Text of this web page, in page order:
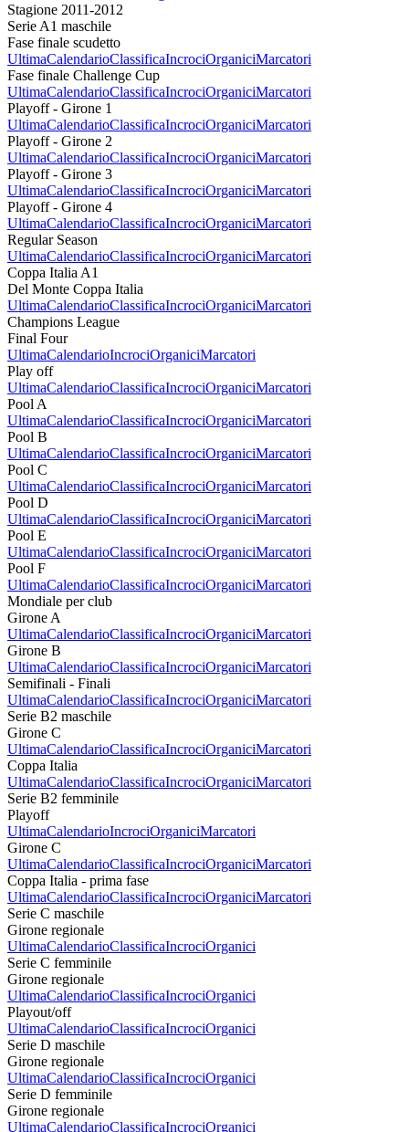
Stagione 2011-2012
Serie A1 maschile
Fase finale scudetto
UltimaCalendarioClassificaIncrociOrganiciMarcatori
Fase finale Challenge Cup
UltimaCalendarioClassificaIncrociOrganiciMarcatori
Playoff - Girone 1
UltimaCalendarioClassificaIncrociOrganiciMarcatori
Playoff - Girone 2
UltimaCalendarioClassificaIncrociOrganiciMarcatori
Playoff - Girone 3
UltimaCalendarioClassificaIncrociOrganiciMarcatori
Playoff - Girone 4
UltimaCalendarioClassificaIncrociOrganiciMarcatori
Regular Season
UltimaCalendarioClassificaIncrociOrganiciMarcatori
Coppa Italia A1
Del Monte Coppa Italia
UltimaCalendarioClassificaIncrociOrganiciMarcatori
Champions League
Final Four
UltimaCalendarioIncrociOrganiciMarcatori
Play off
UltimaCalendarioClassificaIncrociOrganiciMarcatori
Pool A
UltimaCalendarioClassificaIncrociOrganiciMarcatori
Pool B
UltimaCalendarioClassificaIncrociOrganiciMarcatori
Pool C
UltimaCalendarioClassificaIncrociOrganiciMarcatori
Pool D
UltimaCalendarioClassificaIncrociOrganiciMarcatori
Pool E
UltimaCalendarioClassificaIncrociOrganiciMarcatori
Pool F
UltimaCalendarioClassificaIncrociOrganiciMarcatori
Mondiale per club
Girone A
UltimaCalendarioClassificaIncrociOrganiciMarcatori
Girone B
UltimaCalendarioClassificaIncrociOrganiciMarcatori
Semifinali - Finali
UltimaCalendarioClassificaIncrociOrganiciMarcatori
Serie B2 maschile
Girone C
UltimaCalendarioClassificaIncrociOrganiciMarcatori
Coppa Italia
UltimaCalendarioClassificaIncrociOrganiciMarcatori
Serie B2 femminile
Playoff
UltimaCalendarioIncrociOrganiciMarcatori
Girone C
UltimaCalendarioClassificaIncrociOrganiciMarcatori
Coppa Italia - prima fase
UltimaCalendarioClassificaIncrociOrganiciMarcatori
Serie C maschile
Girone regionale
UltimaCalendarioClassificaIncrociOrganici
Serie C femminile
Girone regionale
UltimaCalendarioClassificaIncrociOrganici
Playout/off
UltimaCalendarioClassificaIncrociOrganici
Serie D maschile
Girone regionale
UltimaCalendarioClassificaIncrociOrganici
Serie D femminile
Girone regionale
UltimaCalendarioClassificaIncrociOrganici